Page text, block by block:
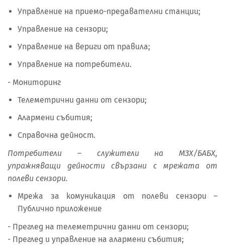
Управление на приемо-предавателни станции;
Управление на сензори;
Управление на вериги от правила;
Управление на потребители.
- Мониторинг
Телеметрични данни от сензори;
Алармени събития;
Справочна дейност.
Потребители – служители на МЗХ/БАБХ,
упражняващи дейности свързани с мрежата от
полеви сензори.
Мрежа за комуникация от полеви сензори –
Публично приложение
- Преглед на телеметрични данни от сензори;
- Преглед и управление на алармени събития;